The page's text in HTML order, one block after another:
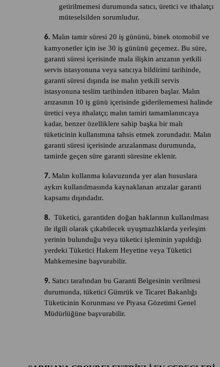
getirilmemesi durumunda satıcı, üretici ve ithalatçı
müteselsilden sorumludur.
6. Malın tamir süresi 20 iş gününü, binek otomobil ve
kamyonetler için ise 30 iş gününü geçemez. Bu süre,
garanti süresi içerisinde mala ilişkin arızanın yetkili
servis istasyonuna veya satıcıya bildirimi tarihinde,
garanti süresi dışında ise malın yetkili servis
istasyonuna teslim tarihinden itibaren başlar. Malın
arızasının 10 iş günü içerisinde giderilememesi halinde
üretici veya ithalatçı; malın tamiri tamamlanıncaya
kadar, benzer özelliklere sahip başka bir malı
tüketicinin kullanımına tahsis etmek zorundadır. Malın
garanti süresi içerisinde arızalanması durumunda,
tamirde geçen süre garanti süresine eklenir.
7. Malın kullanma kılavuzunda yer alan hususlara
aykırı kullanılmasında kaynaklanan arızalar garanti
kapsamı dışındadır.
8. Tüketici, garantiden doğan haklarının kullanılması
ile ilgili olarak çıkabilecek uyuşmazlıklarda yerleşim
yerinin bulunduğu veya tüketici işleminin yapıldığı
yerdeki Tüketici Hakem Heyetine veya Tüketici
Mahkemesine başvurabilir.
9. Satıcı tarafından bu Garanti Belgesinin verilmesi
durumunda, tüketici Gümrük ve Ticaret Bakanlığı
Tüketicinin Korunması ve Piyasa Gözetimi Genel
Müdürlüğüne başvurabilir.